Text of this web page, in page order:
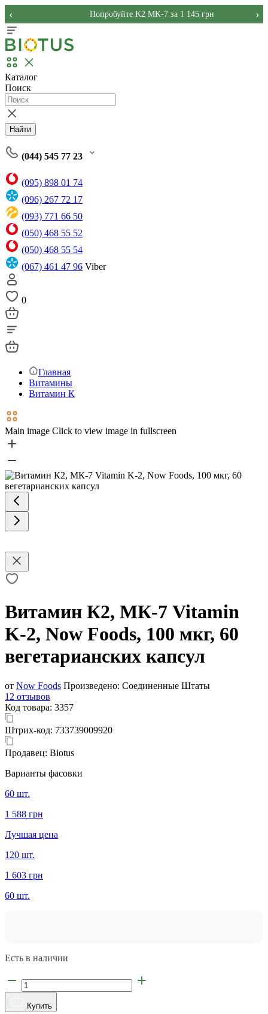
Попробуйте K2 MK-7 за 1 145 грн
‹ ›
Каталог
Поиск
Найти
(044) 545 77 23
(095) 898 01 74
(096) 267 72 17
(093) 771 66 50
(050) 468 55 52
(050) 468 55 54
(067) 461 47 96 Viber
0
Главная
Витамины
Витамин К
Main image Click to view image in fullscreen
Витамин К2, МК-7 Vitamin
K-2, Now Foods, 100 мкг, 60
вегетарианских капсул
от Now Foods Произведено: Соединенные Штаты
12 отзывов
Код товара: 3357
Штрих-код: 733739009920
Продавец: Biotus
Варианты фасовки
60 шт.
1 588 грн
Лучшая цена
120 шт.
1 603 грн
60 шт.
Есть в наличии
Купить